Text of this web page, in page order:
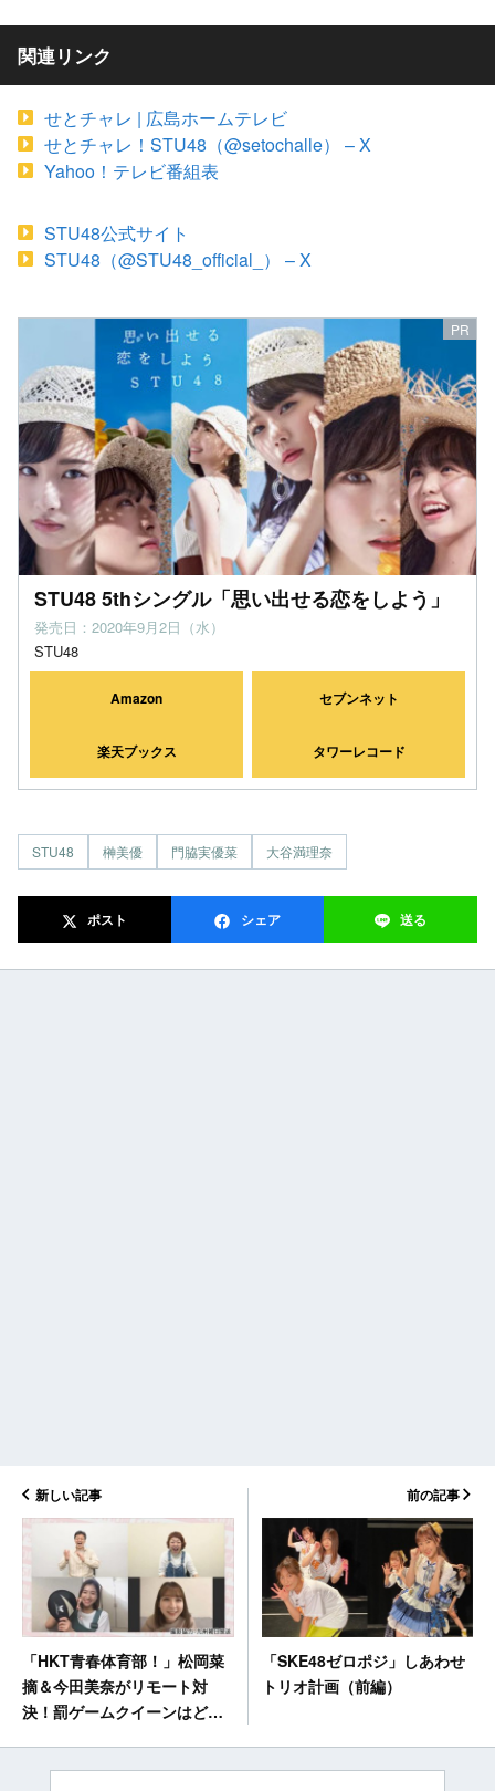
関連リンク
せとチャレ | 広島ホームテレビ
せとチャレ！STU48（@setochalle） – X
Yahoo！テレビ番組表
STU48公式サイト
STU48（@STU48_official_） – X
STU48 5thシングル「思い出せる恋をしよう」
発売日：2020年9月2日（水）
STU48
Amazon セブンネット
楽天ブックス タワーレコード
STU48 榊美優 門脇実優菜 大谷満理奈
ポスト シェア 送る
新しい記事
「HKT青春体育部！」松岡菜
摘＆今田美奈がリモート対
決！罰ゲームクイーンはどっ
前の記事
「SKE48ゼロポジ」しあわせ
トリオ計画（前編）